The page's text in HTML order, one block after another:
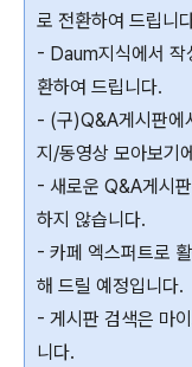
로 전환하여 드립니
- Daum지식에서 작
환하여 드립니다.
- (구)Q&A게시판에
지/동영상 모아보기
- 새로운 Q&A게시
하지 않습니다.
- 카페 엑스퍼트로
해 드릴 예정입니다.
- 게시판 검색은 마
니다.